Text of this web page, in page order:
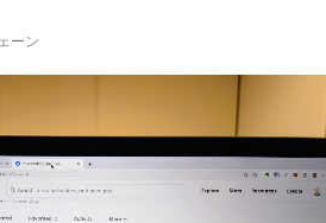
ー
ル
HP
マ
ガ
筆
セ
ミ
ーン